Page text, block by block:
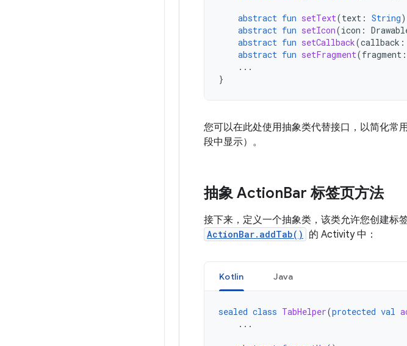
abstract fun setText(text : String
abstract fun setIcon(icon :
abstract fun setCallback(callback :
abstract fun setFragment(fragment :
...
}
您可以在此处使用抽象类代替接口，以简化常
段中显示）。
抽象 ActionBar 标签页方法
接下来，定义一个抽象类，该类允许您创建标
ActionBar.addTab() 的 Activity 中：
Kotlin Java
sealed class TabHelper(protected val
...